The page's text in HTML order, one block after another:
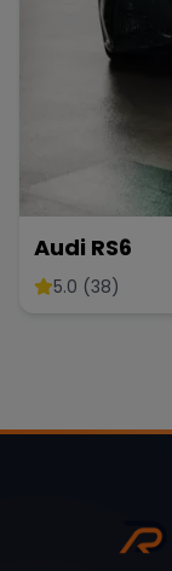
Audi RS6
5.0 (38)